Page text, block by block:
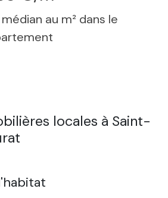
médian au m² dans le
locales à Saint-